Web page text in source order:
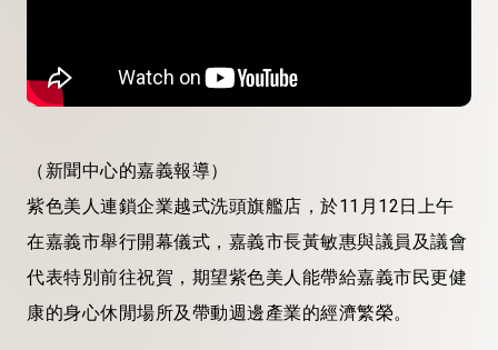
（新聞中心的嘉義報導）
紫色美人連鎖企業越式洗頭旗艦店，於11月12日上午
在嘉義市舉行開幕儀式，嘉義市長黃敏惠與議員及議會
代表特別前往祝賀，期望紫色美人能帶給嘉義市民更健
康的身心休閒場所及帶動週邊產業的經濟繁榮。